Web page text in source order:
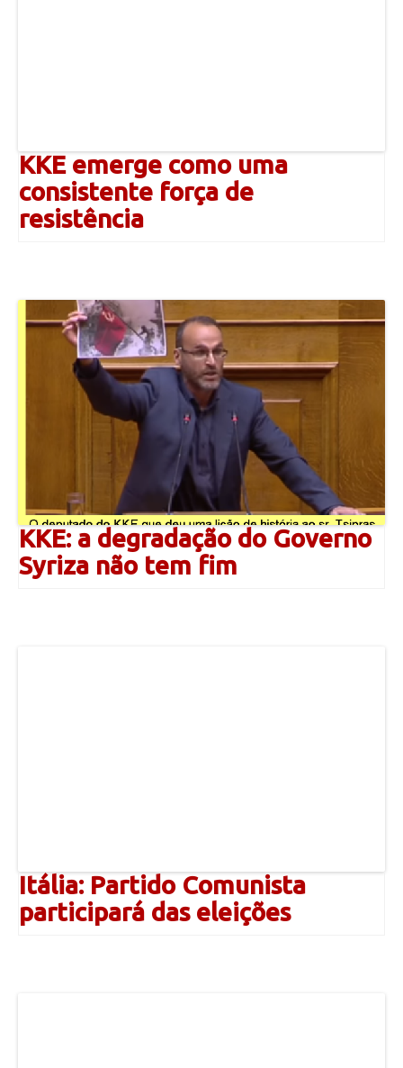
KKE emerge como uma
consistente força de
resistência
KKE: a degradação do Governo
Syriza não tem fim
Itália: Partido Comunista
participará das eleições